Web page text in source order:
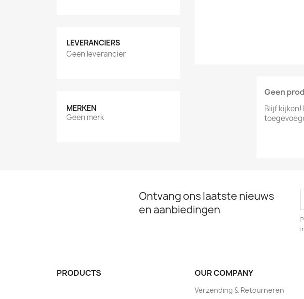
LEVERANCIERS
Geen leverancier
MERKEN
Geen merk
Geen
Blijf
Ontvang ons laatste nieuws
en aanbiedingen
PRODUCTS OUR COMPANY
Verzending & Retourneren